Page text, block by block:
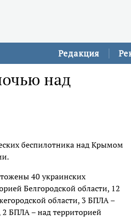
Редакция
над
беспилотника над Крымом
40 украинских
Белгородской области, 12
области, 3 БПЛА –
БПЛА – над территорией